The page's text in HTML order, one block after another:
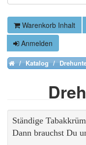
Warenkorb Inhalt
Anmelden
HomeKatalog
Ständige
Dann brauchst Du